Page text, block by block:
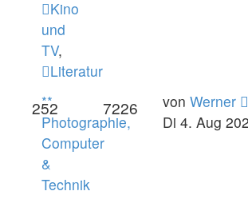
Kino
und
TV,
Literatur
**
Photographie,
Computer
&
Technik
252 7226 von Werner
Di 4. Aug